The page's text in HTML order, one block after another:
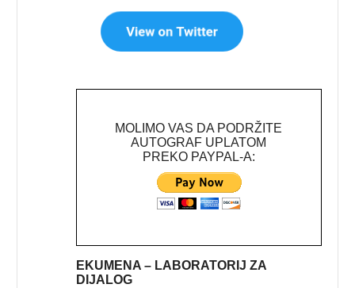
MOLIMO VAS DA PODRŽITE
AUTOGRAF UPLATOM
PREKO PAYPAL-A:
EKUMENA – LABORATORIJ ZA
DIJALOG